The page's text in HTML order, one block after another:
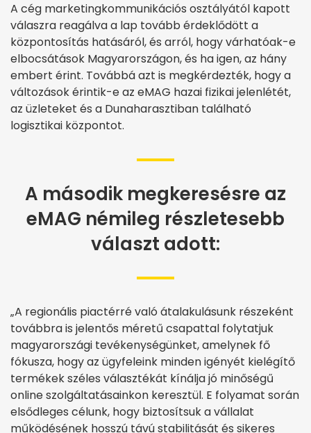
A cég marketingkommunikációs osztályától kapott
válaszra reagálva a lap tovább érdeklődött a
központosítás hatásáról, és arról, hogy várhatóak-e
elbocsátások Magyarországon, és ha igen, az hány
embert érint. Továbbá azt is megkérdezték, hogy a
változások érintik-e az eMAG hazai fizikai jelenlétét,
az üzleteket és a Dunaharasztiban található
logisztikai központot.
A második megkeresésre az
eMAG némileg részletesebb
választ adott:
„A regionális piactérré való átalakulásunk részeként
továbbra is jelentős méretű csapattal folytatjuk
magyarországi tevékenységünket, amelynek fő
fókusza, hogy az ügyfeleink minden igényét kielégítő
termékek széles választékát kínálja jó minőségű
online szolgáltatásainkon keresztül. E folyamat során
elsődleges célunk, hogy biztosítsuk a vállalat
működésének hosszú távú stabilitását és sikeres